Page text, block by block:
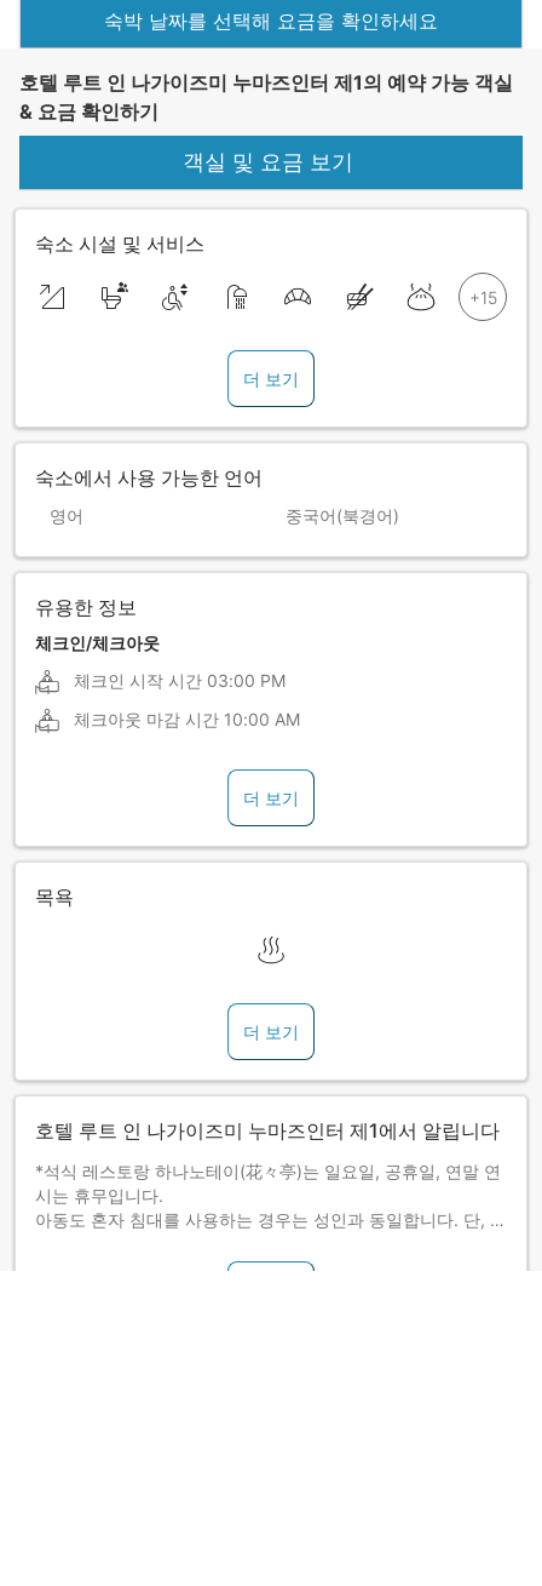
숙박 날짜를 선택해 요금을 확인하세요
호텔 루트 인 나가이즈미 누마즈인터 제1의 예약 가능 객실
& 요금 확인하기
객실 및 요금 보기
숙소 시설 및 서비스
더 보기
숙소에서 사용 가능한 언어
영어 중국어(북경어)
유용한 정보
체크인/체크아웃
체크인 시작 시간 03:00 PM
체크아웃 마감 시간 10:00 AM
더 보기
목욕
더 보기
호텔 루트 인 나가이즈미 누마즈인터 제1에서 알립니다
*석식 레스토랑 하나노테이(花々亭)는 일요일, 공휴일, 연말 연
시는 휴무입니다.
아동도 혼자 침대를 사용하는 경우는 성인과 동일합니다. 단, 정
의하십시오. 추가 요금은 현지 지불입니다.